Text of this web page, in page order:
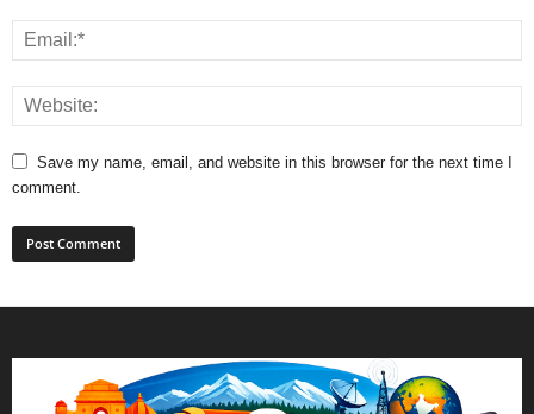
Save my name, email, and website in this browser for the next time I
comment.